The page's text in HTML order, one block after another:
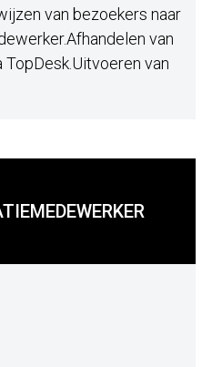
van bezoekers naar
van
van